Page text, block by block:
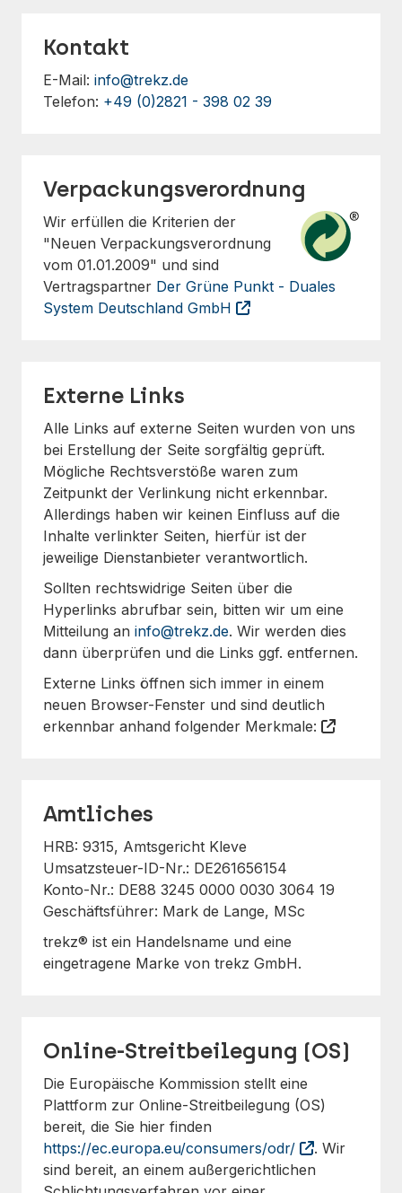
Kontakt
E-Mail: info@trekz.de
Telefon: +49 (0)2821 - 398 02 39
Verpackungsverordnung
Wir erfüllen die Kriterien der
"Neuen Verpackungsverordnung
vom 01.01.2009" und sind
Vertragspartner Der Grüne Punkt - Duales
System Deutschland GmbH
Externe Links
Alle Links auf externe Seiten wurden von uns
bei Erstellung der Seite sorgfältig geprüft.
Mögliche Rechtsverstöße waren zum
Zeitpunkt der Verlinkung nicht erkennbar.
Allerdings haben wir keinen Einfluss auf die
Inhalte verlinkter Seiten, hierfür ist der
jeweilige Dienstanbieter verantwortlich.
Sollten rechtswidrige Seiten über die
Hyperlinks abrufbar sein, bitten wir um eine
Mitteilung an info@trekz.de. Wir werden dies
dann überprüfen und die Links ggf. entfernen.
Externe Links öffnen sich immer in einem
neuen Browser-Fenster und sind deutlich
erkennbar anhand folgender Merkmale:
Amtliches
HRB: 9315, Amtsgericht Kleve
Umsatzsteuer-ID-Nr.: DE261656154
Konto-Nr.: DE88 3245 0000 0030 3064 19
Geschäftsführer: Mark de Lange, MSc
trekz® ist ein Handelsname und eine
eingetragene Marke von trekz GmbH.
Online-Streitbeilegung (OS)
Die Europäische Kommission stellt eine
Plattform zur Online-Streitbeilegung (OS)
bereit, die Sie hier finden
https://ec.europa.eu/consumers/odr/
. Wir
sind bereit, an einem außergerichtlichen